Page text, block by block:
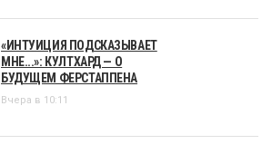
«ИНТУИЦИЯ ПОДСКАЗЫВАЕТ
МНЕ...»: КУЛТХАРД — О
БУДУЩЕМ ФЕРСТАППЕНА
Вчера в 10:11